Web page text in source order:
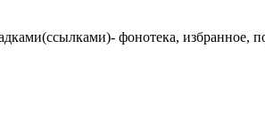
фонотека, избранное,